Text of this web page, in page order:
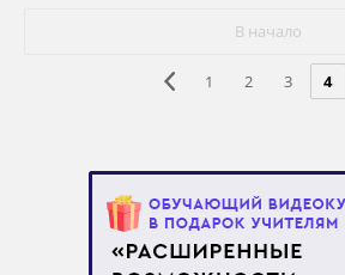
В начало
1 2 3 4